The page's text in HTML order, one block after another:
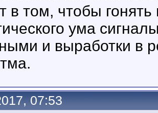
в том, чтобы
ума
и выработки в
07:53